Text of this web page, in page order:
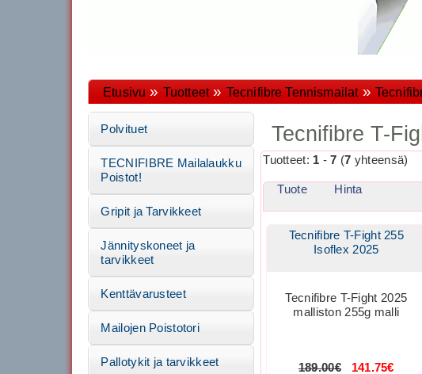
Etusivu » Tuotteet» Tecnifibre Tennismailat»
Tecnifibre T-
Tuotteet: 1 -7 (7 yhteensä)
Tuote Hinta
Tecnifibre T-Fight 255
Isoflex 2025
Tecnifibre T-Fight 2025
malliston 255g malli
189.00€
141.75€
Polvituet
TECNIFIBRE Mailalaukku
Poistot!
Gripit ja Tarvikkeet
Jännityskoneet ja
tarvikkeet
Kenttävarusteet
Mailojen Poistotori
Pallotykit ja tarvikkeet